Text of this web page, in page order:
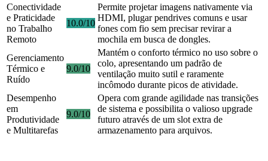
Conectividade
e Praticidade
no Trabalho
Remoto
10.0/10
Permite projetar imagens nativamente via
HDMI, plugar pendrives comuns e usar
fones com fio sem precisar revirar a
mochila em busca de dongles.
Gerenciamento
Térmico e
Ruído
9.0/10
Mantém o conforto térmico no uso sobre o
colo, apresentando um padrão de
ventilação muito sutil e raramente
incômodo durante picos de atividade.
Desempenho
em
Produtividade
e Multitarefas
9.0/10
Opera com grande agilidade nas transições
de sistema e possibilita o valioso upgrade
futuro através de um slot extra de
armazenamento para arquivos.